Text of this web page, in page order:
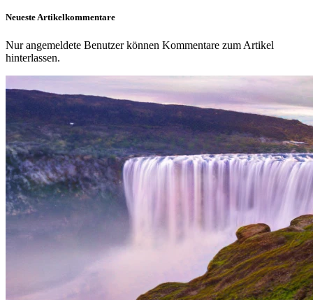
Neueste Artikelkommentare
Nur angemeldete Benutzer können Kommentare zum Artikel
hinterlassen.